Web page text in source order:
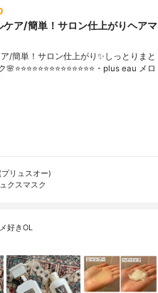
ア/簡単！サロン仕上がりヘアマ
/簡単！サロン仕上がり✨しっとりまと
・plus eau メロ
リュスオー)
クスマスク
好きOL